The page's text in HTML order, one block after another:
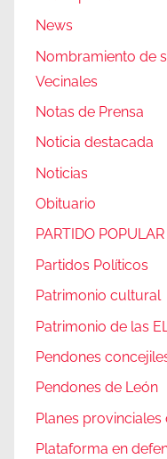
News
Nombramiento de
Vecinales
Notas de Prensa
Noticia destacada
Noticias
Obituario
PARTIDO
Partidos Políticos
Patrimonio cultural
Patrimonio de las
Pendones
Pendones de León
Planes provinciales
Plataforma en